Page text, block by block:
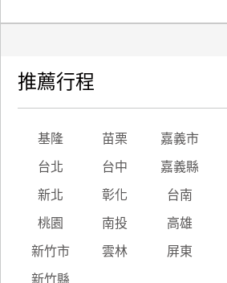
推薦行程
基隆 苗栗 嘉義市
台北 台中 嘉義縣
新北 彰化 台南
桃園 南投 高雄
新竹市 雲林 屏東
新竹縣